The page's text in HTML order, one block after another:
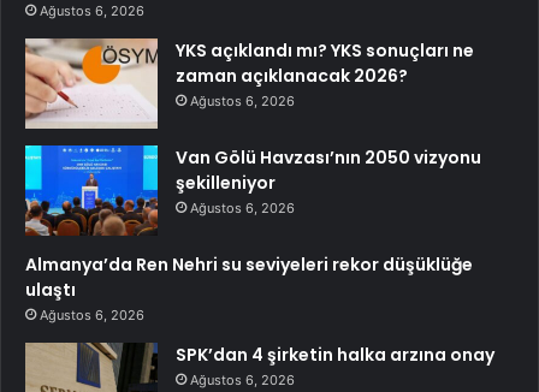
Ağustos 6, 2026
YKS açıklandı mı? YKS sonuçları ne
zaman açıklanacak 2026?
Ağustos 6, 2026
Van Gölü Havzası’nın 2050 vizyonu
şekilleniyor
Ağustos 6, 2026
Almanya’da Ren Nehri su seviyeleri rekor düşüklüğe
ulaştı
Ağustos 6, 2026
SPK’dan 4 şirketin halka arzına onay
Ağustos 6, 2026